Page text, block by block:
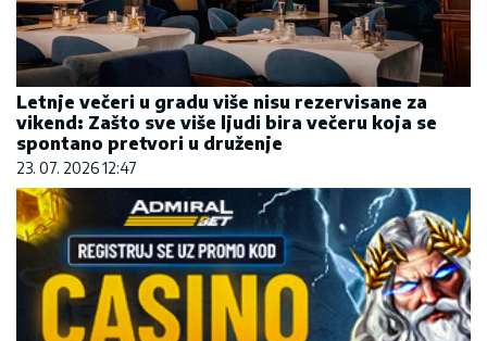
Letnje večeri u gradu više nisu rezervisane za
vikend: Zašto sve više ljudi bira večeru koja se
spontano pretvori u druženje
23. 07. 2026 12:47